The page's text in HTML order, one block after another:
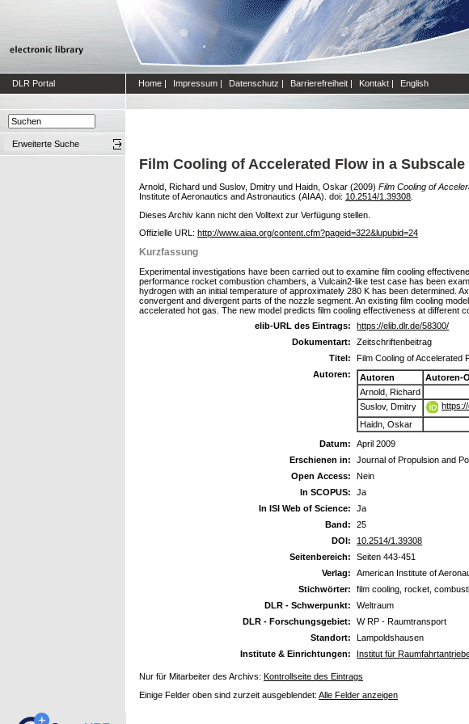
DLR Portal Home | Impressum | Datenschutz | Barrierefreiheit | Kontakt | English
Erweiterte Suche
Film Cooling of Accelerated Flow in a
Arnold, Richard und Suslov, Dmitry und Haidn, Oskar (2009) Film Cooling of
Institute of Aeronautics and Astronautics (AIAA). doi: 10.2514/1.39308
Dieses Archiv kann nicht den Volltext zur Verfügung stellen.
Offizielle URL: http://www.aiaa.org/content.cfm?pageid=322&lupubid=24
Kurzfassung
Experimental investigations have been carried out to examine film cooling
performance rocket combustion chambers, a Vulcain2-like test case has been
hydrogen with an initial temperature of approximately 280 K has been determined.
convergent and divergent parts of the nozzle segment. An existing film cooling
accelerated hot gas. The new model predicts film cooling effectiveness at different
elib-URL des Eintrags:
https://elib.dlr.de/58300/
Dokumentart:
Zeitschriftenbeitrag
Titel:
Film Cooling of Accelerated
Autoren:
Autoren
Autoren-
Arnold, Richard
Suslov, Dmitry
Haidn, Oskar
Datum:
April 2009
Erschienen in:
Journal of Propulsion and
Open Access:
Nein
In SCOPUS:
Ja
In ISI Web of Science:
Ja
Band:
25
DOI:
10.2514/1.39308
Seitenbereich:
Seiten 443-451
Verlag:
American Institute of
Stichwörter:
film cooling, rocket,
DLR - Schwerpunkt:
Weltraum
DLR - Forschungsgebiet:
W RP - Raumtransport
Standort:
Lampoldshausen
Institute & Einrichtungen:
Institut für
Nur für Mitarbeiter des Archivs: Kontrollseite des Eintrags
Einige Felder oben sind zurzeit ausgeblendet: Alle Felder anzeigen